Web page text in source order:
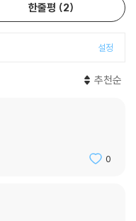
한줄평 2
설정
추천순
0